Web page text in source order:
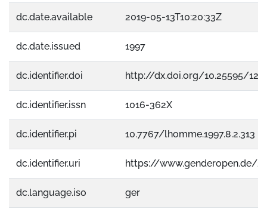
dc.date.available 2019-05-13T10:20:33Z
dc.date.issued 1997
dc.identifier.doi http://dx.doi.org/10.25595/
dc.identifier.issn 1016-362X
dc.identifier.pi 10.7767/lhomme.1997.8.2.313
dc.identifier.uri https://www.genderopen.de/
dc.language.iso ger